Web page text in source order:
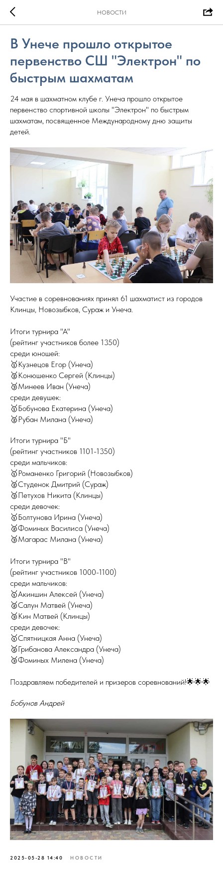
НОВОСТИ
В Унече прошло открытое
первенство СШ "Электрон" по
быстрым шахматам
24 мая в шахматном клубе г. Унеча прошло открытое
первенство спортивной школы "Электрон" по быстрым
шахматам, посвященное Международному дню защиты
детей.
Участие в соревнованиях принял 61 шахматист из городов
Клинцы, Новозыбков, Сураж и Унеча.
Итоги турнира "А"
(рейтинг участников более 1350)
среди юношей:
🥇Кузнецов Егор (Унеча)
🥈Конюшенко Сергей (Клинцы)
🥉Минеев Иван (Унеча)
среди девушек:
🥇Бобунова Екатерина (Унеча)
🥈Рубан Милана (Унеча)
Итоги турнира "Б"
(рейтинг участников 1101-1350)
среди мальчиков:
🥇Романенко Григорий (Новозыбков)
🥈Студенок Дмитрий (Сураж)
🥉Петухов Никита (Клинцы)
среди девочек:
🥇Болтунова Ирина (Унеча)
🥈Фоминых Василиса (Унеча)
🥉Магарас Милана (Унеча)
Итоги турнира "В"
(рейтинг участников 1000-1100)
среди мальчиков:
🥇Акиншин Алексей (Унеча)
🥈Салун Матвей (Унеча)
🥉Кин Матвей (Клинцы)
среди девочек:
🥇Спятницкая Анна (Унеча)
🥈Грибанова Александра (Унеча)
🥉Фоминых Милена (Унеча)
Поздравляем победителей и призеров соревнований!🌟🌟🌟
Бобунов Андрей
2025-05-28 14:40 НОВОСТИ